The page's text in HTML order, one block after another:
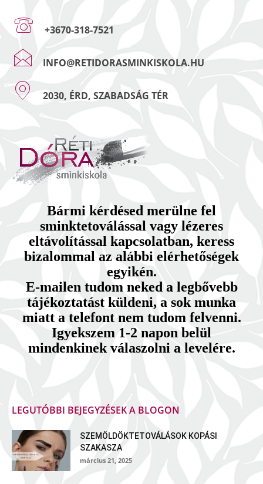
+3670-318-7521
INFO@RETIDORASMINKISKOLA.HU
2030, ÉRD, SZABADSÁG TÉR
Bármi kérdésed merülne fel
sminktetoválással vagy lézeres
eltávolítással kapcsolatban, keress
bizalommal az alábbi elérhetőségek
egyikén.
E-mailen tudom neked a legbővebb
tájékoztatást küldeni, a sok munka
miatt a telefont nem tudom felvenni.
Igyekszem 1-2 napon belül
mindenkinek válaszolni a levelére.
LEGUTÓBBI BEJEGYZÉSEK A BLOGON
SZEMÖLDÖKTETOVÁLÁSOK KOPÁSI
SZAKASZA
március 21, 2025